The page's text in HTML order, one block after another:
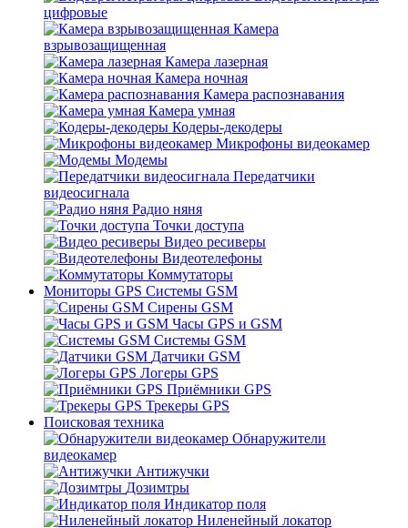
цифровые
Камера
взрывозащищенная
Камера лазерная
Камера ночная
Камера распознавания
Камера умная
Кодеры-декодеры
Микрофоны видеокамер
Модемы
Передатчики
видеосигнала
Радио няня
Точки доступа
Видео ресиверы
Видеотелефоны
Коммутаторы
Мониторы GPS Системы GSM
Сирены GSM
Часы GPS и GSM
Системы GSM
Датчики GSM
Логеры GPS
Приёмники GPS
Трекеры GPS
Поисковая техника
Обнаружители
видеокамер
Антижучки
Дозимтры
Индикатор поля
Ниленейный локатор